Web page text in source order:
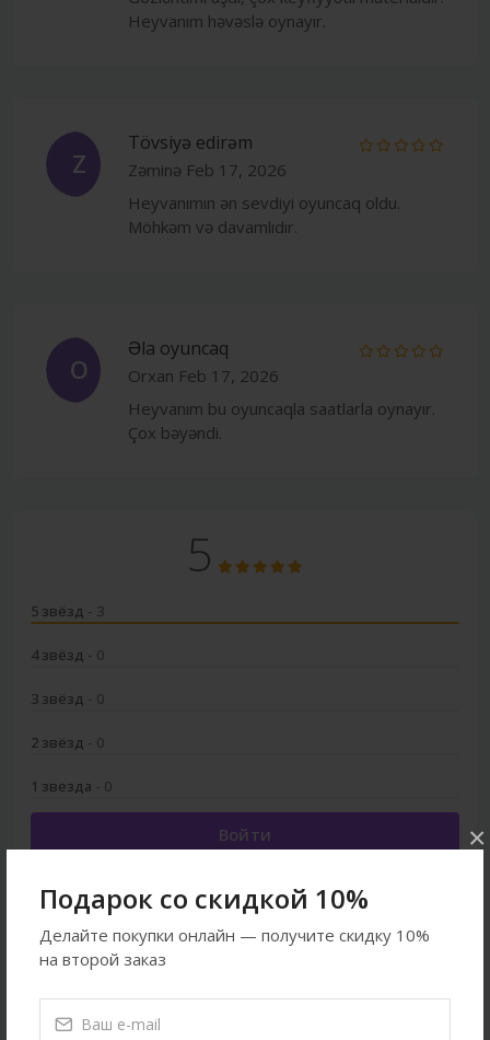
Подарок со скидкой 10%
Делайте покупки онлайн — получите скидку 10%
на второй заказ
×
Heyvanım həvəslə oynayır.
Z
Tövsiyə edirəm
Zəminə Feb 17, 2026
Heyvanımın ən sevdiyi oyuncaq oldu.
Möhkəm və davamlıdır.
O
Əla oyuncaq
Orxan Feb 17, 2026
Heyvanım bu oyuncaqla saatlarla oynayır.
Çox bəyəndi.
5
5 звёзд - 3
4 звёзд - 0
3 звёзд - 0
2 звёзд - 0
1 звезда - 0
Войти
Смотреть ещё
Собаки Игрушки